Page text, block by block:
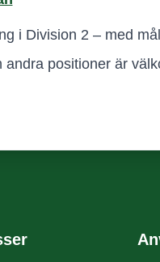
i Division 2 – med
positioner är